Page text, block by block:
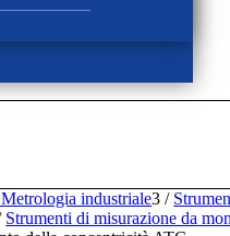
Metrologia industriale3 /
Strumenti di misurazione da